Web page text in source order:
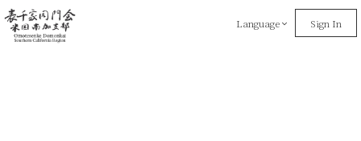
Language Sign In